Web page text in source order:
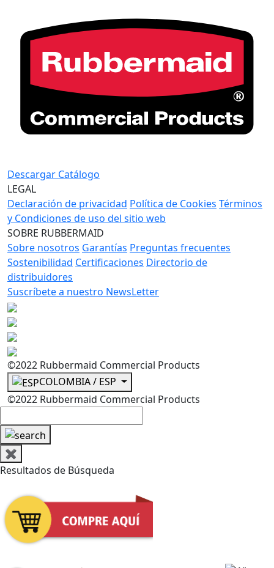
Descargar Catálogo
LEGAL
Declaración de privacidad Política de Cookies Términos
y Condiciones de uso del sitio web
SOBRE RUBBERMAID
Sobre nosotros Garantías Preguntas frecuentes
Sostenibilidad Certificaciones Directorio de
distribuidores
Suscríbete a nuestro NewsLetter
©2022 Rubbermaid Commercial Products
COLOMBIA / ESP
©2022 Rubbermaid Commercial Products
✖
Resultados de Búsqueda